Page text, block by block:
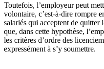
Toutefois, l’employeur peut
volontaire, c’est-à-dire rompre
salariés qui acceptent de
que, dans cette hypothèse,
les critères d’ordre des
expressément à s’y soumettre.